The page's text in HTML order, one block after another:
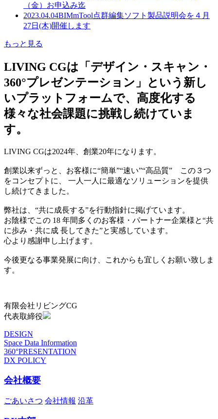
（金）お申込み迄
2023.04.04BIMmTool点群編集ソフト製品説明会を４月
27日(木)開催します
もっと見る
LIVING CGは「デザイン・スキャン・
360°プレゼンテーション」という新し
いプラットフォームで、高度化する
様々な社会課題に挑戦し続けていま
す。
LIVING CGは2024年、創業20年になります。
創業以来ずっと、お客様に“簡単”“速い”“高品質” この３つ
をコンセプトに、 一人一人に最適なソリューションを提供
し続けてきました。
弊社は、“共に成長する”を行動指針に掲げています。
お陰様でこの 18 年間多くのお客様・パートナー企業様と“共
に歩み・共に成 長してきた”と実感しています。
心より感謝申し上げます。
今後更なる事業発展に向け、これからも宜しくお願い致しま
す。
有限会社リビングCG
代表取締役
DESIGN
Space Data Information
360°PRESENTATION
DX POLICY
会社概要
ごあいさつ 会社情報 沿革